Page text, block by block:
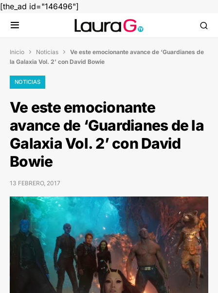
[the_ad id="146496"]
Inicio  Noticias  Ve este emocionante avance de ‘Guardianes de
la Galaxia Vol. 2’ con David Bowie
NOTICIAS
Ve este emocionante
avance de ‘Guardianes de la
Galaxia Vol. 2’ con David
Bowie
13 FEBRERO, 2017